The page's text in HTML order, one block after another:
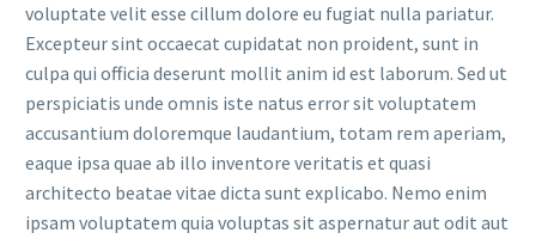
voluptate velit esse cillum dolore eu fugiat nulla pariatur.
Excepteur sint occaecat cupidatat non proident, sunt in
culpa qui officia deserunt mollit anim id est laborum. Sed ut
perspiciatis unde omnis iste natus error sit voluptatem
accusantium doloremque laudantium, totam rem aperiam,
eaque ipsa quae ab illo inventore veritatis et quasi
architecto beatae vitae dicta sunt explicabo. Nemo enim
ipsam voluptatem quia voluptas sit aspernatur aut odit aut